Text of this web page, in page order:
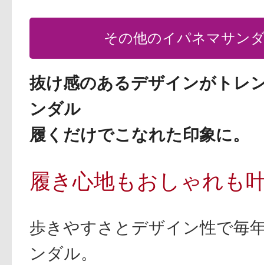
その他のイパネマサン
抜け感のあるデザインがトレ
ンダル
履くだけでこなれた印象に。
履き心地もおしゃれも
歩きやすさとデザイン性で毎
ンダル。